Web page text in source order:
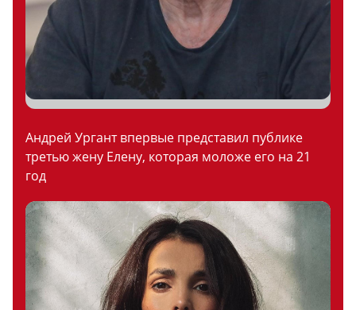
Андрей Ургант впервые представил публике
третью жену Елену, которая моложе его на 21
год